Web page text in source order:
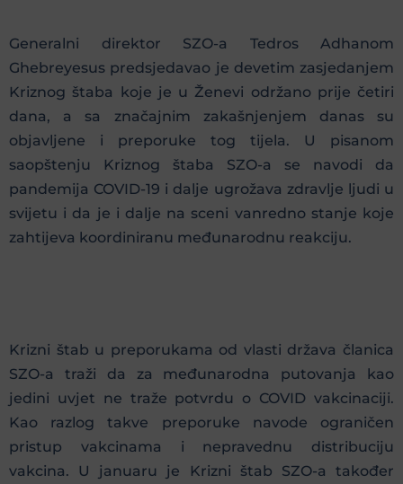
Generalni direktor SZO-a Tedros Adhanom
Ghebreyesus predsjedavao je devetim zasjedanjem
Kriznog štaba koje je u Ženevi održano prije četiri
dana, a sa značajnim zakašnjenjem danas su
objavljene i preporuke tog tijela. U pisanom
saopštenju Kriznog štaba SZO-a se navodi da
pandemija COVID-19 i dalje ugrožava zdravlje ljudi u
svijetu i da je i dalje na sceni vanredno stanje koje
zahtijeva koordiniranu međunarodnu reakciju.
Krizni štab u preporukama od vlasti država članica
SZO-a traži da za međunarodna putovanja kao
jedini uvjet ne traže potvrdu o COVID vakcinaciji.
Kao razlog takve preporuke navode ograničen
pristup vakcinama i nepravednu distribuciju
vakcina. U januaru je Krizni štab SZO-a također